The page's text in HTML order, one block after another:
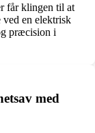
får klingen til at
en elektrisk
præcision i
med